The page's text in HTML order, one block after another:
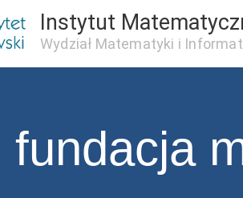
Instytut
Wydział Matematyki i
fundacja